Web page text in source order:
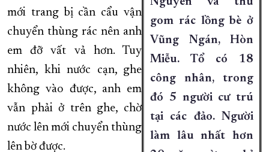
gom rác lồng bè ở
Vũng Ngán, Hòn
Miễu. Tổ có 18
công nhân, trong
đó 5 người cư trú
tại các đảo. Người
làm lâu nhất hơn
mới trang bị cần cẩu vận
chuyển thùng rác nên anh
em đỡ vất vả hơn. Tuy
nhiên, khi nước cạn, ghe
không vào được, anh em
vẫn phải ở trên ghe, chờ
nước lên mới chuyển thùng
lên bờ được.